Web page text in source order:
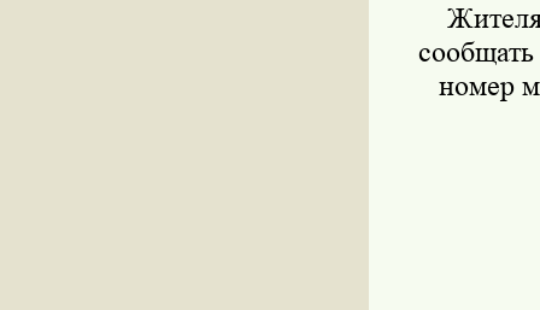
номер